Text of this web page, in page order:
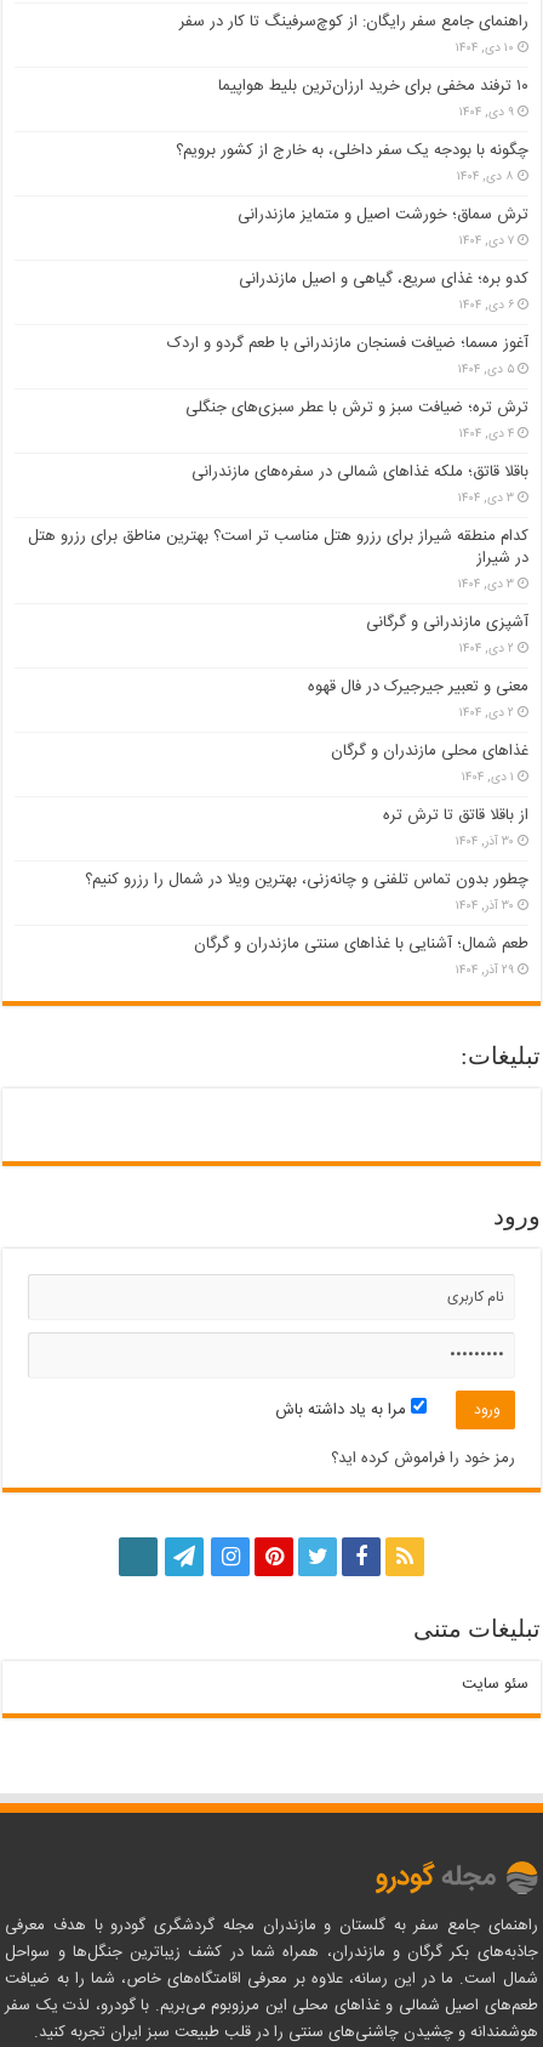
راهنمای جامع سفر رایگان: از کوچ‌سرفینگ تا کار در سفر
۱۰ دی, ۱۴۰۴
۱۰ ترفند مخفی برای خرید ارزان‌ترین بلیط هواپیما
۹ دی, ۱۴۰۴
چگونه با بودجه یک سفر داخلی، به خارج از کشور برویم؟
۸ دی, ۱۴۰۴
ترش سماق؛ خورشت اصیل و متمایز مازندرانی
۷ دی, ۱۴۰۴
کدو بره؛ غذای سریع، گیاهی و اصیل مازندرانی
۶ دی, ۱۴۰۴
آغوز مسما؛ ضیافت فسنجان مازندرانی با طعم گردو و اردک
۵ دی, ۱۴۰۴
ترش تره؛ ضیافت سبز و ترش با عطر سبزی‌های جنگلی
۴ دی, ۱۴۰۴
باقلا قاتق؛ ملکه غذاهای شمالی در سفره‌های مازندرانی
۳ دی, ۱۴۰۴
کدام منطقه شیراز برای رزرو هتل مناسب ‌تر است؟ بهترین مناطق برای رزرو هتل
در شیراز
۳ دی, ۱۴۰۴
آشپزی مازندرانی و گرگانی
۲ دی, ۱۴۰۴
معنی و تعبیر جیرجیرک در فال قهوه
۲ دی, ۱۴۰۴
غذاهای محلی مازندران و گرگان
۱ دی, ۱۴۰۴
از باقلا قاتق تا ترش تره
۳۰ آذر, ۱۴۰۴
چطور بدون تماس تلفنی و چانه‌زنی، بهترین ویلا در شمال را رزرو کنیم؟
۳۰ آذر, ۱۴۰۴
طعم شمال؛ آشنایی با غذاهای سنتی مازندران و گرگان
۲۹ آذر, ۱۴۰۴
مرا به یاد داشته باش
رمز خود را فراموش کرده اید؟
متنی
سئو سایت
جامع سفر به گلستان و مازندران مجله گردشگری گودرو با هدف معرفی
بکر گرگان و مازندران، همراه شما در کشف زیباترین جنگل‌ها و سواحل
است. ما در این رسانه، علاوه بر معرفی اقامتگاه‌های خاص، شما را به ضیافت
اصیل شمالی و غذاهای محلی این مرزوبوم می‌بریم. با گودرو، لذت یک سفر
و چشیدن چاشنی‌های سنتی را در قلب طبیعت سبز ایران تجربه کنید.